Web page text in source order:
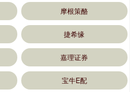
摩根策酪
捷希缘
嘉理证券
宝牛E配